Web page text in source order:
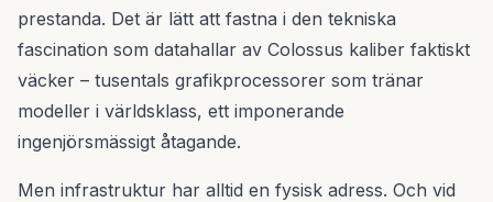
prestanda. Det är lätt att fastna i den tekniska
fascination som datahallar av Colossus kaliber faktiskt
väcker – tusentals grafikprocessorer som tränar
modeller i världsklass, ett imponerande
ingenjörsmässigt åtagande.
Men infrastruktur har alltid en fysisk adress. Och vid